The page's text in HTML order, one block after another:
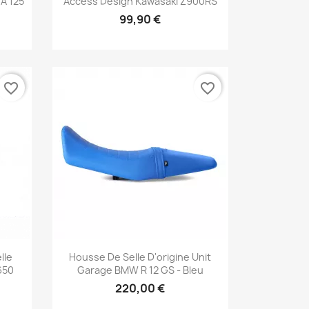
99,90 €
favorite_border
Aperçu rapide
Housse De Selle D'origine Unit
Garage BMW R 12 GS - Bleu
220,00 €
favorite_border